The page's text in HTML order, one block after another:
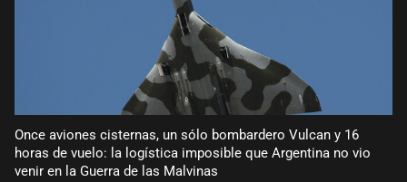
Once aviones cisternas, un sólo bombardero Vulcan y 16
horas de vuelo: la logística imposible que Argentina no vio
venir en la Guerra de las Malvinas